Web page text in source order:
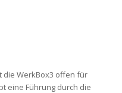
die WerkBox3 offen für
eine Führung durch die